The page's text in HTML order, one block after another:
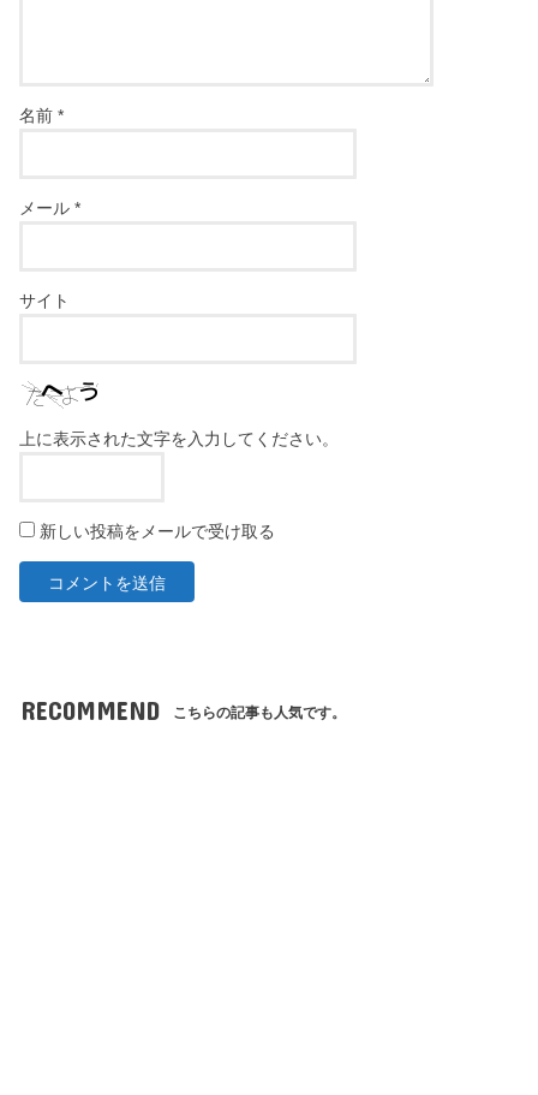
名前*
メール*
サイト
上に表示された文字を入力してください。
新しい投稿をメールで受け取る
RECOMMEND こちらの記事も人気です。